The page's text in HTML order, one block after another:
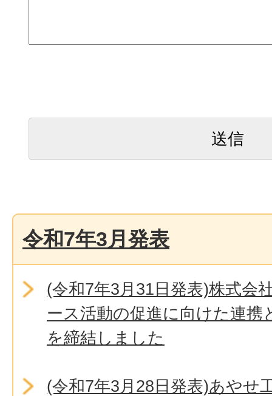
令和7年3月発表
(令和7年3月31日発表)株式会
ース活動の促進に向けた連携
を締結しました
(令和7年3月28日発表)あやせ